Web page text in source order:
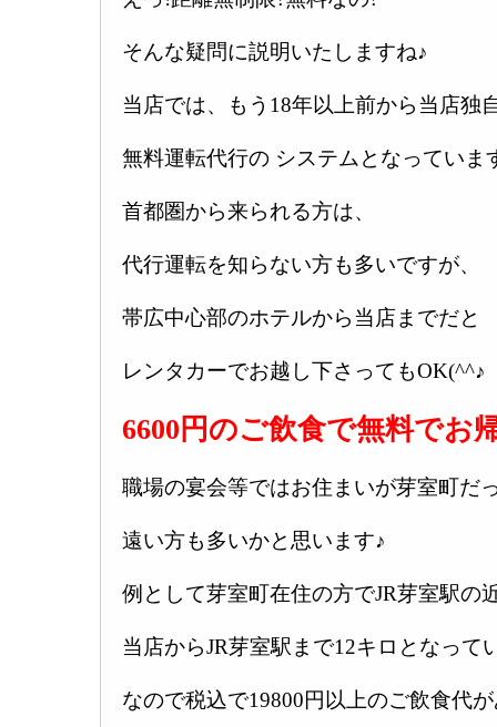
そんな疑問に説明いたしますね♪
当店では、もう18年以上前から当店独
無料運転代行の システムとなっていま
首都圏から来られる方は、
代行運転を知らない方も多いですが、
帯広中心部のホテルから当店までだと
レンタカーでお越し下さってもOK(^^♪
6600円のご飲食で無料でお
職場の宴会等ではお住まいが芽室町だ
遠い方も多いかと思います♪
例として芽室町在住の方でJR芽室駅の
当店からJR芽室駅まで12キロとなって
なので税込で19800円以上のご飲食代